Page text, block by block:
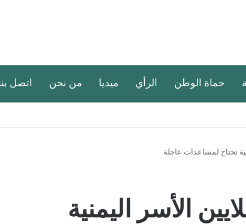
حماة الوطن الرأي ميديا من نحن اتصل
تحتاج لمساعدات عاجلة
الأسر اليمنية